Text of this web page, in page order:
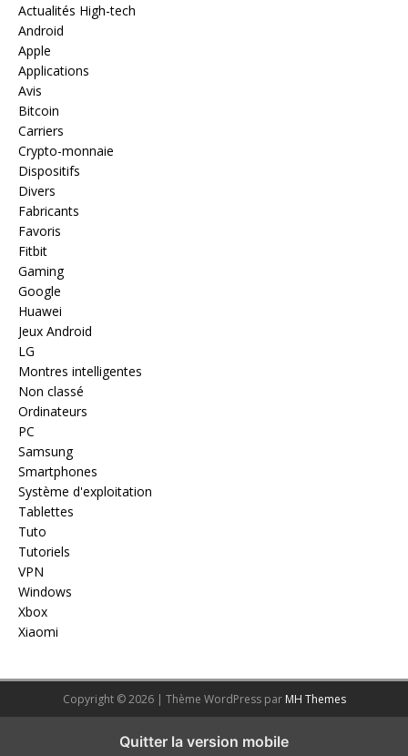
Actualités High-tech
Android
Apple
Applications
Avis
Bitcoin
Carriers
Crypto-monnaie
Dispositifs
Divers
Fabricants
Favoris
Fitbit
Gaming
Google
Huawei
Jeux Android
LG
Montres intelligentes
Non classé
Ordinateurs
PC
Samsung
Smartphones
Système d'exploitation
Tablettes
Tuto
Tutoriels
VPN
Windows
Xbox
Xiaomi
Copyright © 2026 | Thème WordPress par MH Themes
Quitter la version mobile